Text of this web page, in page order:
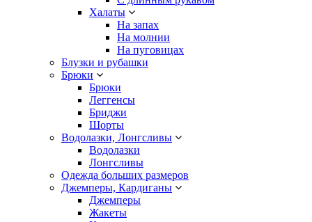
Халаты
На запах
На молнии
На пуговицах
Блузки и рубашки
Брюки
Брюки
Леггенсы
Бриджи
Шорты
Водолазки, Лонгсливы
Водолазки
Лонгсливы
Одежда больших размеров
Джемперы, Кардиганы
Джемперы
Жакеты